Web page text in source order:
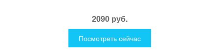
2090 руб.
Посмотреть сейчас